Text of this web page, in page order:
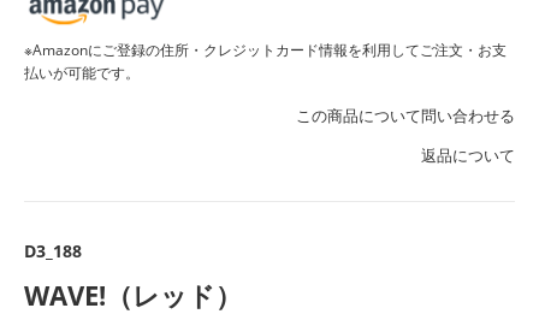
※Amazonにご登録の住所・クレジットカード情報を利用してご注文・お支
払いが可能です。
この商品について問い合わせる
返品について
D3_188
WAVE!（レッド）